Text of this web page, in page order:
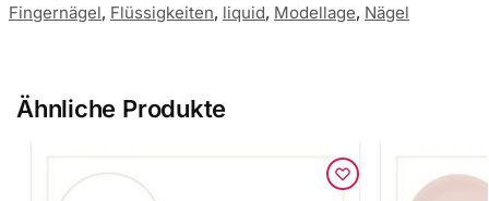
Fingernägel, Flüssigkeiten, liquid, Modellage, Nägel
Ähnliche Produkte